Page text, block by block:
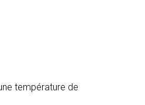
température de